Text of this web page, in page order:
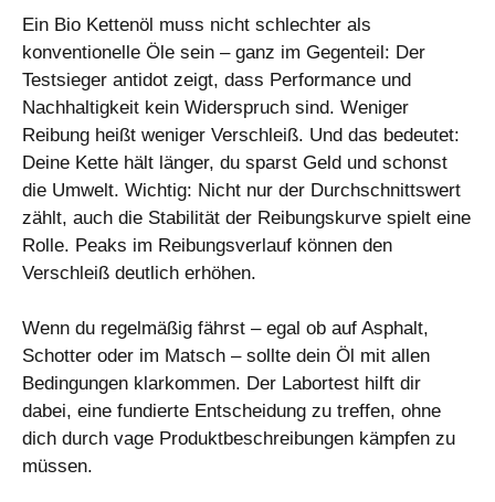
Ein Bio Kettenöl muss nicht schlechter als
konventionelle Öle sein – ganz im Gegenteil: Der
Testsieger antidot zeigt, dass Performance und
Nachhaltigkeit kein Widerspruch sind. Weniger
Reibung heißt weniger Verschleiß. Und das bedeutet:
Deine Kette hält länger, du sparst Geld und schonst
die Umwelt. Wichtig: Nicht nur der Durchschnittswert
zählt, auch die Stabilität der Reibungskurve spielt eine
Rolle. Peaks im Reibungsverlauf können den
Verschleiß deutlich erhöhen.
Wenn du regelmäßig fährst – egal ob auf Asphalt,
Schotter oder im Matsch – sollte dein Öl mit allen
Bedingungen klarkommen. Der Labortest hilft dir
dabei, eine fundierte Entscheidung zu treffen, ohne
dich durch vage Produktbeschreibungen kämpfen zu
müssen.